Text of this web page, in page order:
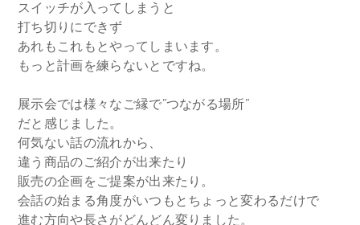
スイッチが入ってしまうと
打ち切りにできず
あれもこれもとやってしまいます。
もっと計画を練らないとですね。
展示会では様々なご縁で”つながる場所”
だと感じました。
何気ない話の流れから、
違う商品のご紹介が出来たり
販売の企画をご提案が出来たり。
会話の始まる角度がいつもとちょっと変わるだけで
進む方向や長さがどんどん変りました。